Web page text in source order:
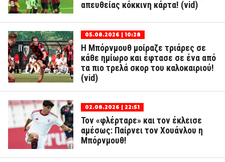
απευθείας κόκκινη κάρτα! (vid)
05.08.2026 | 10:28
Η Μπόρνμουθ μοίραζε τριάρες σε
κάθε ημίωρο και έφτασε σε ένα από
τα πιο τρελά σκορ του καλοκαιριού!
(vid)
02.08.2026 | 22:51
Τον «φλέρταρε» και τον έκλεισε
αμέσως: Παίρνει τον Χουάνλου η
Μπόρνμουθ!